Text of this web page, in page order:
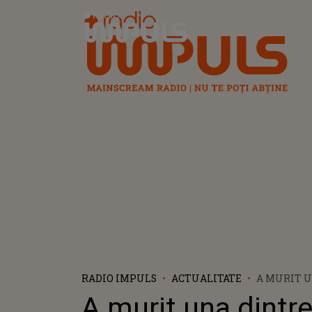
Radio Impuls
RADIO IMPULS ACTUALITATE
A MURIT
ACTRIȚE